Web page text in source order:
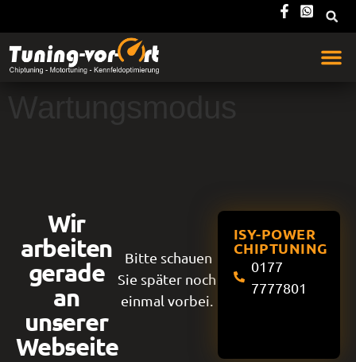
Wartungsmodus
Wir
arbeiten
gerade
an
unserer
Webseite
Bitte schauen
Sie später noch
einmal vorbei.
ISY-POWER
CHIPTUNING
0177
7777801